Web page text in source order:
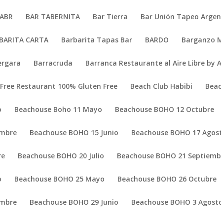
BAR TABERNITA Bar Tierra Bar Unión Tapeo
CARTA Barbarita Tapas Bar BARDO Barganzo
Barracruda Barranca Restaurante al Aire Libre by
Restaurant 100% Gluten Free Beach Club Habibi
Beachouse Boho 11 Mayo Beachouse BOHO 12 Octubre
Beachouse BOHO 15 Junio Beachouse BOHO 17
Beachouse BOHO 20 Julio Beachouse BOHO 21
Beachouse BOHO 25 Mayo Beachouse BOHO 26 Octubre
Beachouse BOHO 29 Junio Beachouse BOHO 3